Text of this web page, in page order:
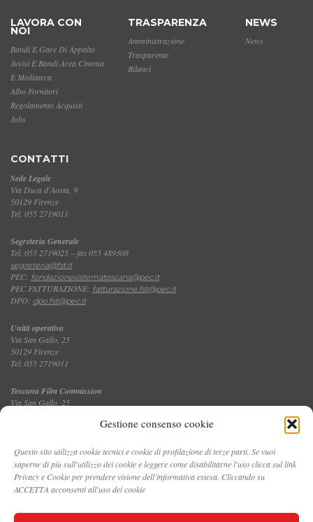
Gestione consenso cookie
Questo sito utilizza cookie tecnici e cookie di profilazione di terze parti. Se vuoi
saperne di più sull'utilizzo dei cookie e leggere come disabilitarne l'uso clicca sul link
Privacy e Cookie per prendere visione dell'informativa estesa. Cliccando su
ACCETTA acconsenti all'uso dei cookie
LAVORA CON
NOI
Bandi E Gare Di Appalto
Avvisi E Bandi Area Cinema
E Mediateca
Albo Fornitori
Regolamento Acquisti
Jobs
TRASPARENZA
Amministrazione
Trasparente
Bilanci
NEWS
News
CONTATTI
Sede Legale
Via Duca d'Aosta, 9
50129 Firenze
Tel. 055 2719011
Segreteria Generale
Tel. 055 2719025 – fax 055 489308
segreteria@fst.it
PEC: fondazionesistematoscana@pec.it
PEC FATTURAZIONE: fatturazione.fst@pec.it
DPO: dpo.fst@pec.it
Unità operativa
Via San Gallo, 25
50129 Firenze
Tel. 055 2719011
Toscana Film Commission
Via San Gallo, 25
CONTATTI